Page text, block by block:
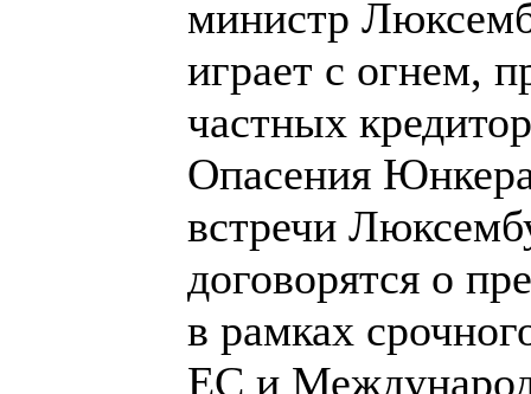
министр
играет с огнем,
частных
Опасения
встречи
договорятся о
в рамках
ЕС и